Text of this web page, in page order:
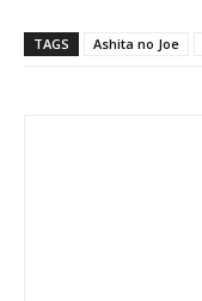
TAGS Ashita no Joe